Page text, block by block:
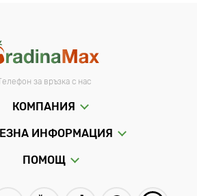
за връзка с нас
КОМПАНИЯ
ИНФОРМАЦИЯ
ПОМОЩ